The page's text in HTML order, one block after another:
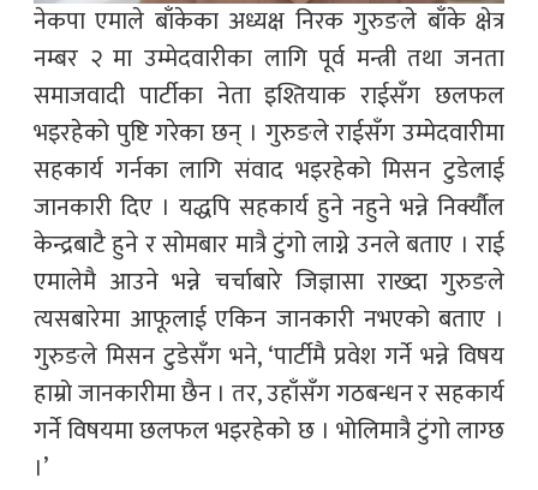
नेकपा एमाले बाँकेका अध्यक्ष निरक गुरुङले बाँके क्षेत्र
नम्बर २ मा उम्मेदवारीका लागि पूर्व मन्त्री तथा जनता
समाजवादी पार्टीका नेता इश्तियाक राईसँग छलफल
भइरहेको पुष्टि गरेका छन् । गुरुङले राईसँग उम्मेदवारीमा
सहकार्य गर्नका लागि संवाद भइरहेको मिसन टुडेलाई
जानकारी दिए । यद्धपि सहकार्य हुने नहुने भन्ने निर्क्यौल
केन्द्रबाटै हुने र सोमबार मात्रै टुंगो लाग्ने उनले बताए । राई
एमालेमै आउने भन्ने चर्चाबारे जिज्ञासा राख्दा गुरुङले
त्यसबारेमा आफूलाई एकिन जानकारी नभएको बताए ।
गुरुङले मिसन टुडेसँग भने, ‘पार्टीमै प्रवेश गर्ने भन्ने विषय
हाम्रो जानकारीमा छैन । तर, उहाँसँग गठबन्धन र सहकार्य
गर्ने विषयमा छलफल भइरहेको छ । भोलिमात्रै टुंगो लाग्छ
।’